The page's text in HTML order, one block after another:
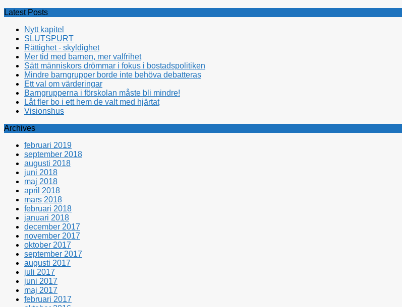
Latest Posts
Nytt kapitel
SLUTSPURT
Rättighet - skyldighet
Mer tid med barnen, mer valfrihet
Sätt människors drömmar i fokus i bostadspolitiken
Mindre barngrupper borde inte behöva debatteras
Ett val om värderingar
Barngrupperna i förskolan måste bli mindre!
Låt fler bo i ett hem de valt med hjärtat
Visionshus
Archives
februari 2019
september 2018
augusti 2018
juni 2018
maj 2018
april 2018
mars 2018
februari 2018
januari 2018
december 2017
november 2017
oktober 2017
september 2017
augusti 2017
juli 2017
juni 2017
maj 2017
februari 2017